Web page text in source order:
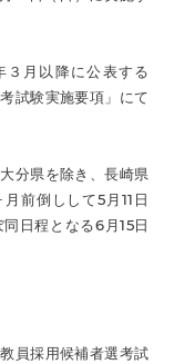
月以降に公表する
試験実施要項」にて
分県を除き、長崎県
前倒しして5月11日
日程となる6月15日
員採用候補者選考試